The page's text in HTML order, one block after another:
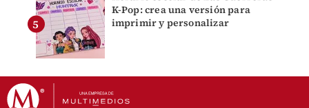
K-Pop: crea una versión para
imprimir y personalizar